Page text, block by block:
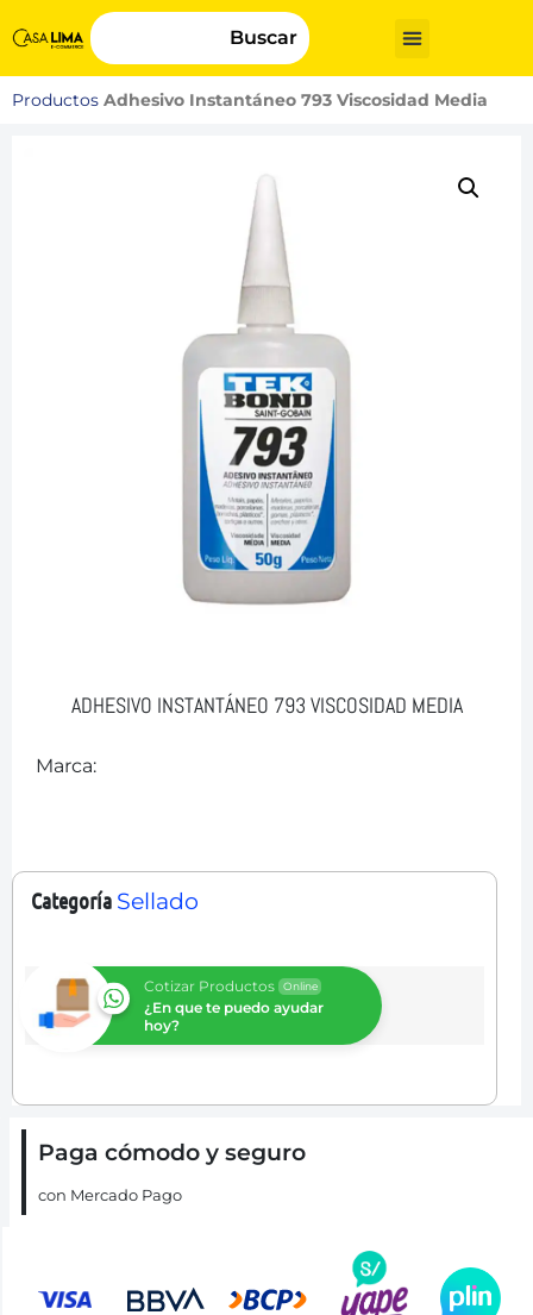
Buscar
Productos Adhesivo Instantáneo 793 Viscosidad Media
ADHESIVO INSTANTÁNEO 793 VISCOSIDAD MEDIA
Marca:
Categoría Sellado
Cotizar Productos Online
¿En que te puedo ayudar
hoy?
Paga cómodo y seguro
con Mercado Pago